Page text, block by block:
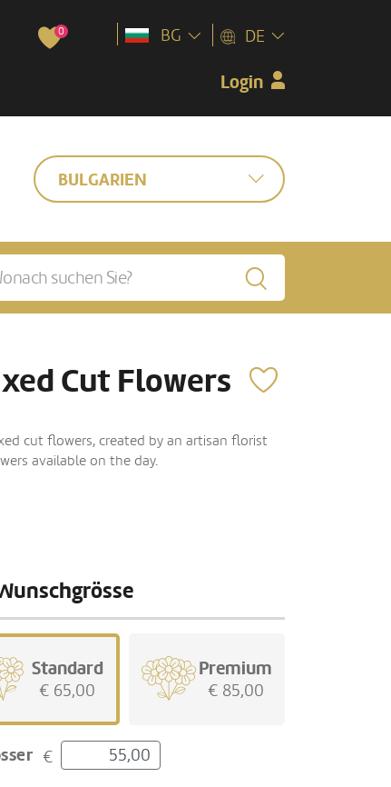
0
Login
BG DE
BULGARIEN
Cut Flowers
cut flowers, created by an artisan florist
available on the day.
Standard
€ 65,00
Premium
€ 85,00
€